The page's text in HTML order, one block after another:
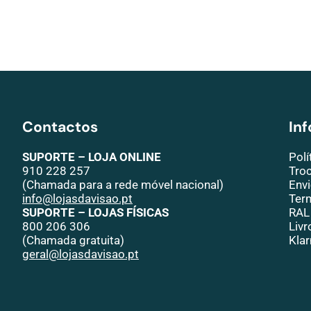
Contactos
SUPORTE – LOJA ONLINE
910 228 257
(Chamada para a rede móvel nacional)
info@lojasdavisao.pt
SUPORTE – LOJAS FÍSICAS
800 206 306
(Chamada gratuita)
geral@lojasdavisao.pt
RAL